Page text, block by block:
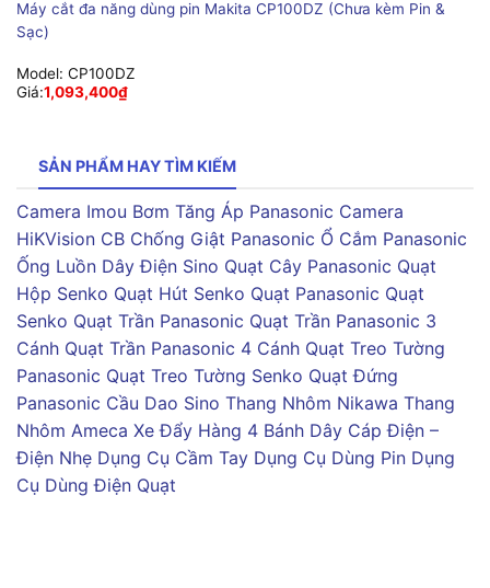
Máy cắt đa năng dùng pin Makita CP100DZ (Chưa kèm Pin &
Sạc)
Model: CP100DZ
Giá:1,093,400₫
SẢN PHẨM HAY TÌM KIẾM
Camera Imou Bơm Tăng Áp Panasonic Camera
HiKVision CB Chống Giật Panasonic Ổ Cắm Panasonic
Ống Luồn Dây Điện Sino Quạt Cây Panasonic Quạt
Hộp Senko Quạt Hút Senko Quạt Panasonic Quạt
Senko Quạt Trần Panasonic Quạt Trần Panasonic 3
Cánh Quạt Trần Panasonic 4 Cánh Quạt Treo Tường
Panasonic Quạt Treo Tường Senko Quạt Đứng
Panasonic Cầu Dao Sino Thang Nhôm Nikawa Thang
Nhôm Ameca Xe Đẩy Hàng 4 Bánh Dây Cáp Điện –
Điện Nhẹ Dụng Cụ Cầm Tay Dụng Cụ Dùng Pin Dụng
Cụ Dùng Điện Quạt